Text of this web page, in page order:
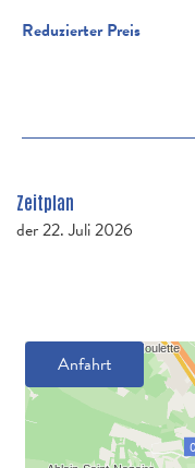
Reduzierter Preis
Zeitplan
der22. Juli 2026
Anfahrt